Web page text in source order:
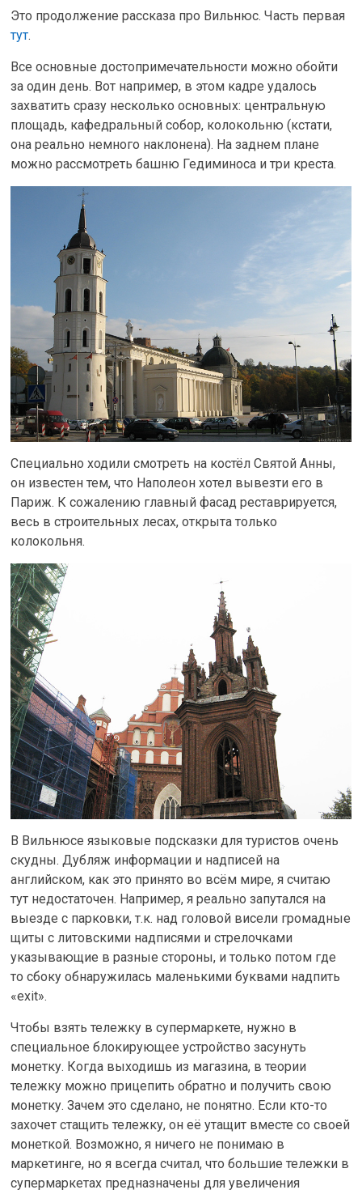
Это продолжение рассказа про Вильнюс. Часть первая
тут.
Все основные достопримечательности можно обойти
за один день. Вот например, в этом кадре удалось
захватить сразу несколько основных: центральную
площадь, кафедральный собор, колокольню (кстати,
она реально немного наклонена). На заднем плане
можно рассмотреть башню Гедиминоса и три креста.
Специально ходили смотреть на костёл Святой Анны,
он известен тем, что Наполеон хотел вывезти его в
Париж. К сожалению главный фасад реставрируется,
весь в строительных лесах, открыта только
колокольня.
В Вильнюсе языковые подсказки для туристов очень
скудны. Дубляж информации и надписей на
английском, как это принято во всём мире, я считаю
тут недостаточен. Например, я реально запутался на
выезде с парковки, т.к. над головой висели громадные
щиты с литовскими надписями и стрелочками
указывающие в разные стороны, и только потом где
то сбоку обнаружилась маленькими буквами надпить
«exit».
Чтобы взять тележку в супермаркете, нужно в
специальное блокирующее устройство засунуть
монетку. Когда выходишь из магазина, в теории
тележку можно прицепить обратно и получить свою
монетку. Зачем это сделано, не понятно. Если кто-то
захочет стащить тележку, он её утащит вместе со своей
монеткой. Возможно, я ничего не понимаю в
маркетинге, но я всегда считал, что большие тележки в
супермаркетах предназначены для увеличения